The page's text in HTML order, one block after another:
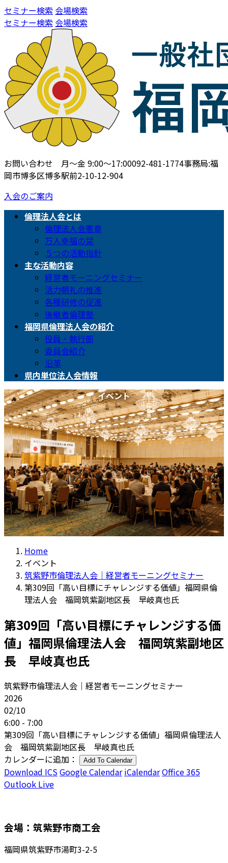
コ
ン
へ
ス
キ
ッ
プ
ナ
ビ
ョ
ン
に
移
動
セミナー検索 会場検索
セミナー検索 会場検索
お問い合わせ 月〜金 9:00〜17:00092-481-1774事務局:福
岡市博多区博多駅前2-10-12-904
入会のご案内
倫理法人会とは
倫理法人会憲章
万人幸福の栞
５つの活動指針
主な活動内容
経営者モーニングセミナー
活力朝礼の推進
各種研修の促進
後継者倫理塾
福岡県倫理法人会の紹介
役員・執行部
委員会紹介
沿革
県内単位法人会情報
イベント
Home
イベント
筑紫野市倫理法人会｜経営者モーニングセミナー
第309回「高い目標にチャレンジする価値」福岡県倫
理法人会 福岡筑紫副地区長 早岐真也氏
第309回「高い目標にチャレンジする価
値」福岡県倫理法人会 福岡筑紫副地区
長 早岐真也氏
筑紫野市倫理法人会｜経営者モーニングセミナー
2026
02/10
6:00 - 7:00
第309回「高い目標にチャレンジする価値」福岡県倫理法人
会 福岡筑紫副地区長 早岐真也氏
カレンダーに追加：
Add To Calendar
Download ICSGoogle Calendar iCalendarOffice 365
Outlook Live
会場：筑紫野市商工会
福岡県筑紫野市湯町3-2-5